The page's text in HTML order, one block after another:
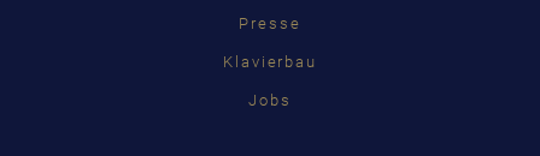
Presse
Klavierbau
Jobs